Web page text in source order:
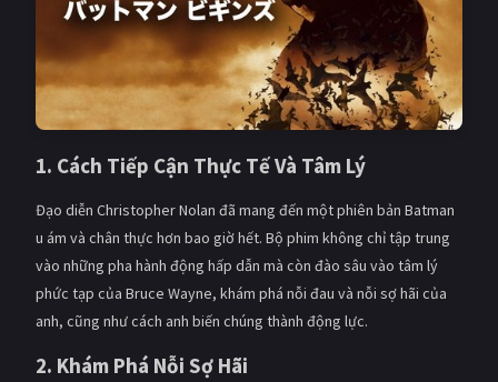
1. Cách Tiếp Cận Thực Tế Và Tâm Lý
Đạo diễn Christopher Nolan đã mang đến một phiên bản Batman
u ám và chân thực hơn bao giờ hết. Bộ phim không chỉ tập trung
vào những pha hành động hấp dẫn mà còn đào sâu vào tâm lý
phức tạp của Bruce Wayne, khám phá nỗi đau và nỗi sợ hãi của
anh, cũng như cách anh biến chúng thành động lực.
2. Khám Phá Nỗi Sợ Hãi